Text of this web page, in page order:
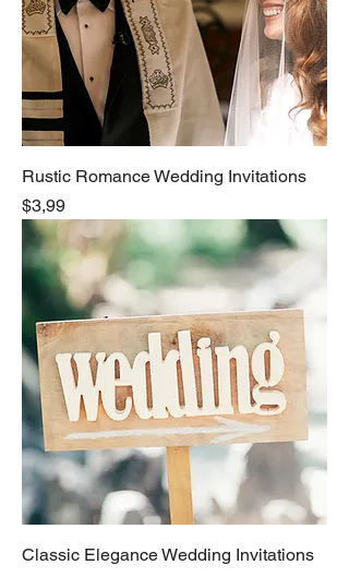
Rustic Romance Wedding Invitations
Precio
$3,99
Classic Elegance Wedding Invitations